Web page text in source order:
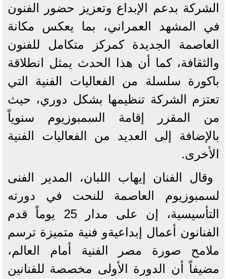
الشركة بدعم الإبداع وتعزيز حضور الفنون
في المشهد العمراني، بما يعكس مكانة
العاصمة الجديدة كمركز متكامل للفنون
والثقافة، كما أن هذا الحدث يمثل انطلاقة
باكورة سلسلة من الفعاليات الفنية التي
تعتزم الشركة تنظيمها بشكل دوري، حيث
من المقرر إقامة السمبوزيوم سنوياً
بالإضافة إلى العديد من الفعاليات الفنية
الأخرى.
وقال الفنان إيهاب اللبان، المدير الفنى
لسمبوزيوم العاصمة للنحت في دورته
التأسيسية، إن على مدار 25 يوماً قدم
الفنانون أعمال إبداعيةو فنية متميزة ترسم
ملامح صورة مصر الفنية أمام العالم،
مضيفاً أن الدورة الأولى مخصصة للفنانين